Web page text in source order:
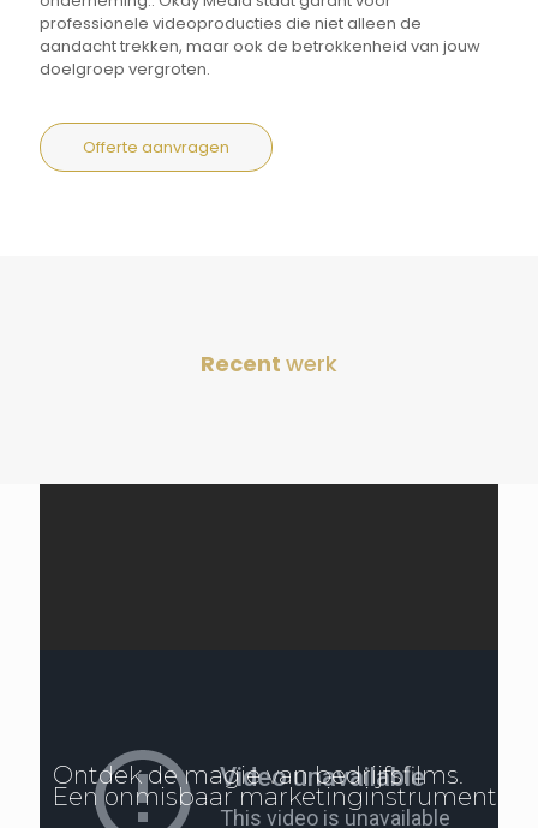
professionele videoproducties die niet alleen de
aandacht trekken, maar ook de betrokkenheid van jouw
doelgroep vergroten.
Offerte aanvragen
Recent werk
Ontdek de magie van bedrijfsfilms.
Een onmisbaar marketinginstrument